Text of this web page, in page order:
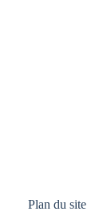
Plan du site